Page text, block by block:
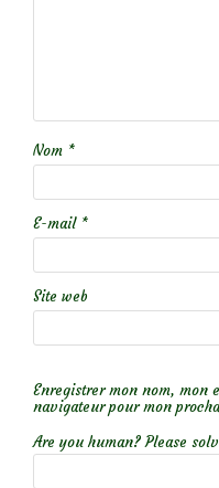
Nom *
E-mail *
Site web
Enregistrer mon nom, mon
navigateur pour mon
Are you human? Please